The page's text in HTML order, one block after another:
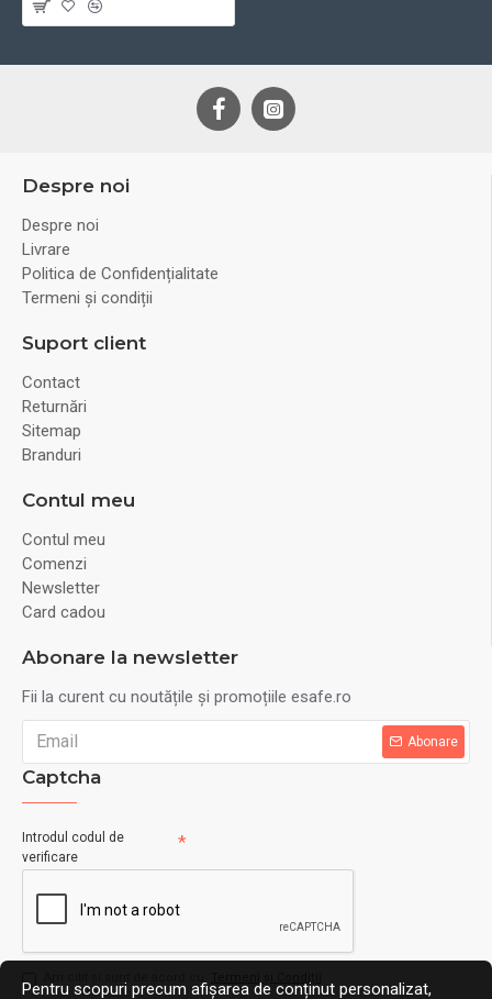
Despre noi
Despre noi
Livrare
Politica de Confidențialitate
Termeni și condiții
Suport client
Contact
Returnări
Sitemap
Branduri
Contul meu
Contul meu
Comenzi
Newsletter
Card cadou
Abonare la newsletter
Fii la curent cu noutățile și promoțiile esafe.ro
Abonare
Captcha
Introdul codul de
verificare
Pentru scopuri precum afișarea de conținut personalizat,